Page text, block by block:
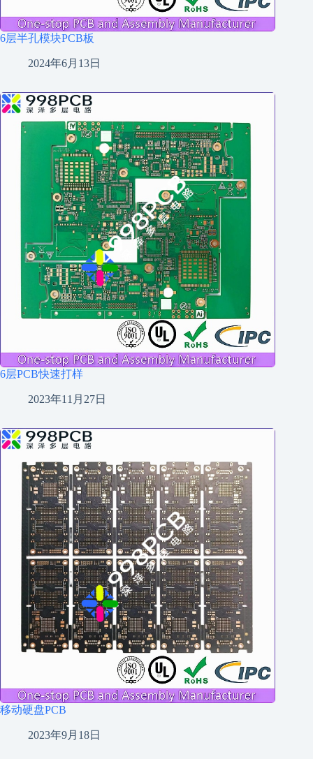
6层半孔模块PCB板
2024年6月13日
6层PCB快速打样
2023年11月27日
移动硬盘PCB
2023年9月18日